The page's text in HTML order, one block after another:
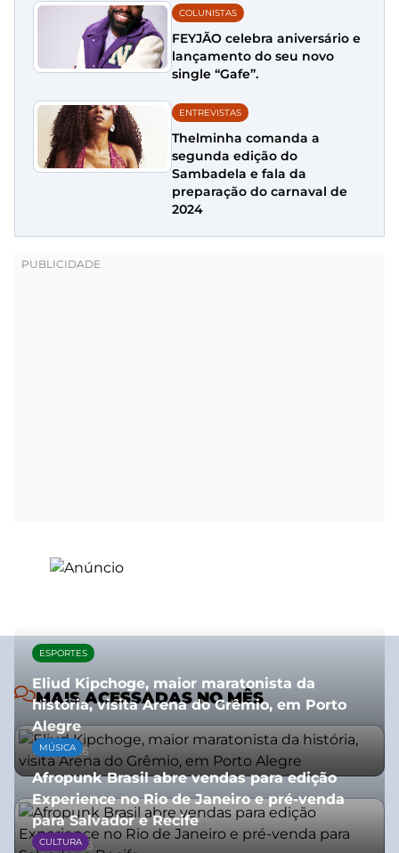
COLUNISTAS
FEYJÃO celebra aniversário e
lançamento do seu novo
single “Gafe”.
ENTREVISTAS
Thelminha comanda a
segunda edição do
Sambadela e fala da
preparação do carnaval de
2024
MAIS ACESSADAS NO MÊS
ESPORTES
Eliud Kipchoge, maior maratonista da
história, visita Arena do Grêmio, em Porto
Alegre
10/07/2026
MÚSICA
Afropunk Brasil abre vendas para edição
Experience no Rio de Janeiro e pré-venda
para Salvador e Recife
03/08/2026
CULTURA